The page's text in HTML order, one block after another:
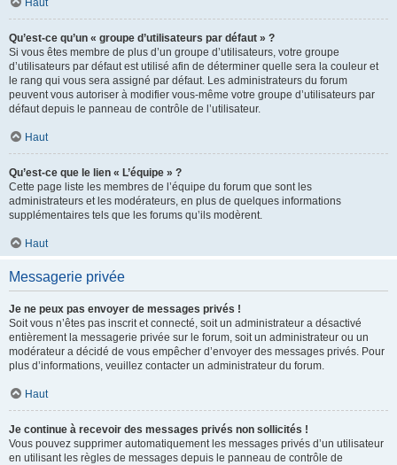
Haut
Qu’est-ce qu’un « groupe d’utilisateurs par défaut » ?
Si vous êtes membre de plus d’un groupe d’utilisateurs, votre groupe
d’utilisateurs par défaut est utilisé afin de déterminer quelle sera la couleur et
le rang qui vous sera assigné par défaut. Les administrateurs du forum
peuvent vous autoriser à modifier vous-même votre groupe d’utilisateurs par
défaut depuis le panneau de contrôle de l’utilisateur.
Haut
Qu’est-ce que le lien « L’équipe » ?
Cette page liste les membres de l’équipe du forum que sont les
administrateurs et les modérateurs, en plus de quelques informations
supplémentaires tels que les forums qu’ils modèrent.
Haut
Messagerie privée
Je ne peux pas envoyer de messages privés !
Soit vous n’êtes pas inscrit et connecté, soit un administrateur a désactivé
entièrement la messagerie privée sur le forum, soit un administrateur ou un
modérateur a décidé de vous empêcher d’envoyer des messages privés. Pour
plus d’informations, veuillez contacter un administrateur du forum.
Haut
Je continue à recevoir des messages privés non sollicités !
Vous pouvez supprimer automatiquement les messages privés d’un utilisateur
en utilisant les règles de messages depuis le panneau de contrôle de